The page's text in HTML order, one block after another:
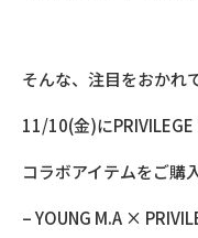
そんな、注目をおかれ
11/10(金)にPRIVILEGE
コラボアイテムをご購
– YOUNG M.A ×